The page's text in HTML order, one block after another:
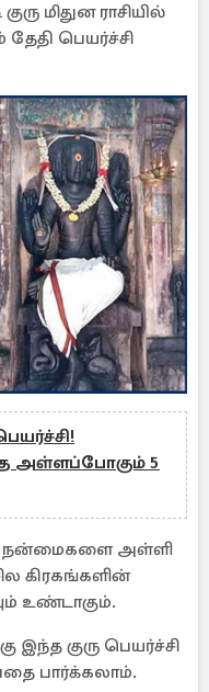
மிதுன ராசியில்
தேதி பெயர்ச்சி
அள்ளப்போகும் 5
நன்மைகளை அள்ளி
கிரகங்களின்
உண்டாகும்.
இந்த குரு பெயர்ச்சி
பார்க்கலாம்.